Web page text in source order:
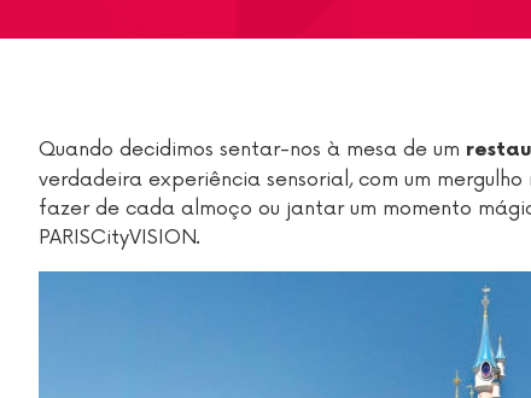
Quando decidimos sentar-nos à mesa de um
verdadeira experiência sensorial, com um
fazer de cada almoço ou jantar um momento
PARISCityVISION.